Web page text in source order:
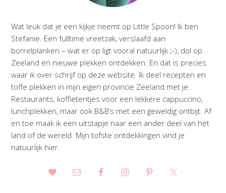
Wat leuk dat je een kijkje neemt op Little Spoon! Ik ben
Stefanie. Een fulltime vreetzak, verslaafd aan
borrelplanken – wat er op ligt vooral natuurlijk ;-), dol op
Zeeland en nieuwe plekken ontdekken. En dat is precies
waar ik over schrijf op deze website. Ik deel recepten en
toffe plekken in mijn eigen provincie Zeeland met je.
Restaurants, koffietentjes voor een lekkere cappuccino,
lunchplekken, maar ook B&B’s met een geweldig ontbijt. Af
en toe maak ik een uitstapje naar een ander deel van het
land of de wereld. Mijn tofste ontdekkingen vind je
natuurlijk hier.